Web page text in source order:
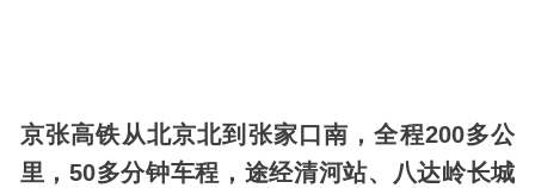
京张高铁从北京北到张家口南，全程200多公
里，50多分钟车程，途经清河站、八达岭长城